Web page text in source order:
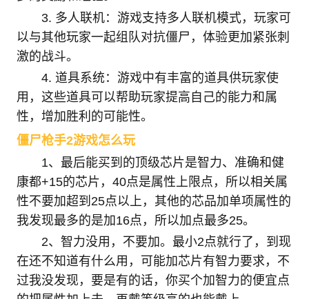
3. 多人联机：游戏支持多人联机模式，玩家可
以与其他玩家一起组队对抗僵尸，体验更加紧张刺
激的战斗。
4. 道具系统：游戏中有丰富的道具供玩家使
用，这些道具可以帮助玩家提高自己的能力和属
性，增加胜利的可能性。
僵尸枪手2游戏怎么玩
1、最后能买到的顶级芯片是智力、准确和健
康都+15的芯片，40点是属性上限点，所以相关属
性不要加超到25点以上，其他的芯品加单项属性的
我发现最多的是加16点，所以加点最多25。
2、智力没用，不要加。最小2点就行了，到现
在还不知道有什么用，可能加芯片有智力要求，不
过我没发现，要是有的话，你买个加智力的便宜点